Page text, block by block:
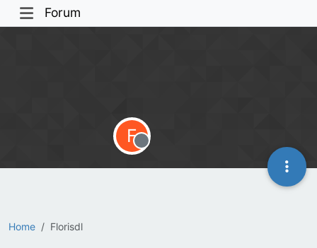
Forum
Home Florisdl
F
Offline